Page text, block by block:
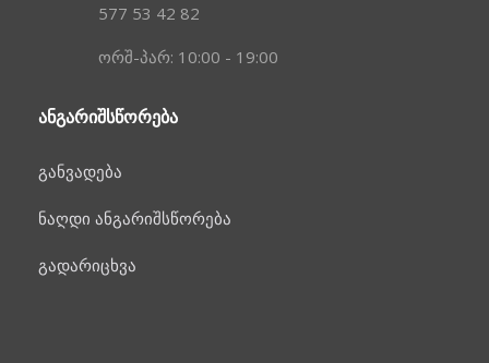
577 53 42 82
ორშ-პარ: 10:00 - 19:00
ᲐᲜᲒᲐᲠᲘᲨᲡᲬᲝᲠᲔᲑᲐ
განვადება
ნაღდი ანგარიშსწორება
გადარიცხვა